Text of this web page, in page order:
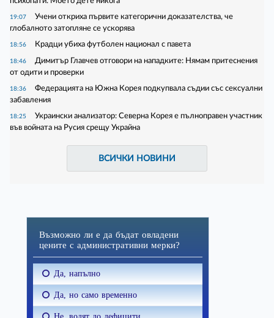
19:07
Учени откриха първите категорични доказателства, че
глобалното затопляне се ускорява
18:56 Крадци убиха футболен национал с павета
18:46
Димитър Главчев отговори на нападките: Нямам притеснения
от одити и проверки
18:36
Федерацията на Южна Корея подкупвала съдии със сексуални
забавления
18:25
Украински анализатор: Северна Корея е пълноправен участник
във войната на Русия срещу Украйна
ВСИЧКИ НОВИНИ